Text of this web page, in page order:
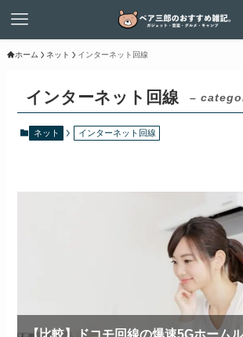
ホーム ネット インターネット回線
インターネット回線 –
ネット インターネット回線
【比較】ドコモ回線の爆速5Gホーム